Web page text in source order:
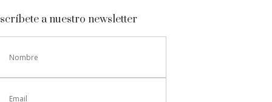
a nuestro newsletter